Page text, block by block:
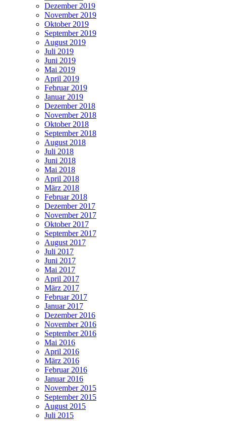
Dezember 2019
November 2019
Oktober 2019
September 2019
August 2019
Juli 2019
Juni 2019
Mai 2019
April 2019
Februar 2019
Januar 2019
Dezember 2018
November 2018
Oktober 2018
September 2018
August 2018
Juli 2018
Juni 2018
Mai 2018
April 2018
März 2018
Februar 2018
Dezember 2017
November 2017
Oktober 2017
September 2017
August 2017
Juli 2017
Juni 2017
Mai 2017
April 2017
März 2017
Februar 2017
Januar 2017
Dezember 2016
November 2016
September 2016
Mai 2016
April 2016
März 2016
Februar 2016
Januar 2016
November 2015
September 2015
August 2015
Juli 2015